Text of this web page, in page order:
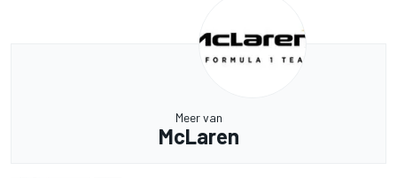
Meer van
McLaren